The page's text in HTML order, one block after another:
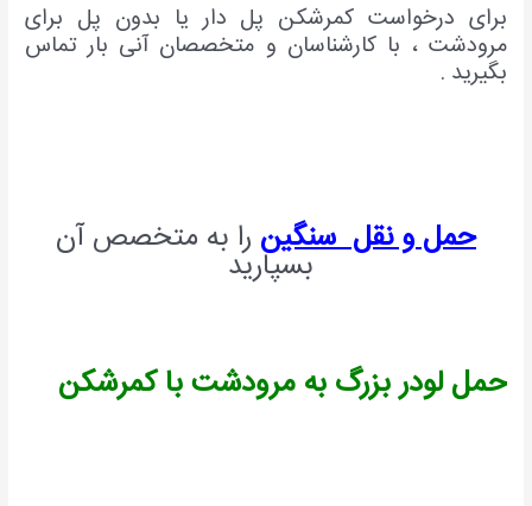
برای درخواست کمرشکن پل دار یا بدون پل برای
مرودشت ، با کارشناسان و متخصصان آنی بار تماس
بگیرید .
حمل و نقل سنگین را به متخصص آن
بسپارید
حمل لودر بزرگ به مرودشت با کمرشکن